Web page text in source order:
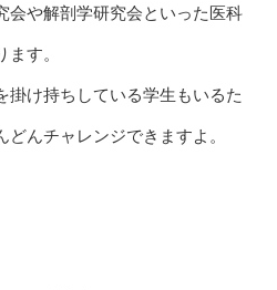
会や解剖学研究会といった医科
す。
掛け持ちしている学生もいるた
んチャレンジできますよ。